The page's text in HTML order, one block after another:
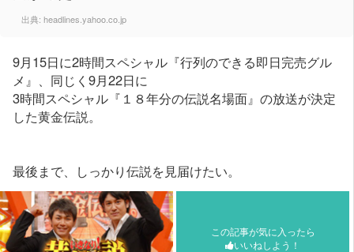
出典: headlines.yahoo.co.jp
9月15日に2時間スペシャル『行列のできる即日完売グル
メ』、同じく9月22日に
3時間スペシャル『１８年分の伝説名場面』の放送が決定
した黄金伝説。
最後まで、しっかり伝説を見届けたい。
この記事が気に入ったら
いいねしよう！